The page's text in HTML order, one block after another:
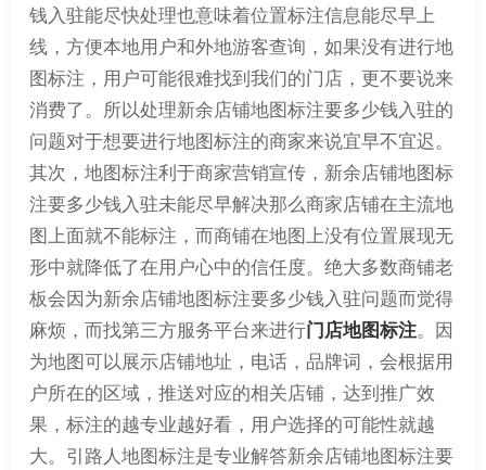
钱入驻能尽快处理也意味着位置标注信息能尽早上
线，方便本地用户和外地游客查询，如果没有进行地
图标注，用户可能很难找到我们的门店，更不要说来
消费了。所以处理新余店铺地图标注要多少钱入驻的
问题对于想要进行地图标注的商家来说宜早不宜迟。
其次，地图标注利于商家营销宣传，新余店铺地图标
注要多少钱入驻未能尽早解决那么商家店铺在主流地
图上面就不能标注，而商铺在地图上没有位置展现无
形中就降低了在用户心中的信任度。绝大多数商铺老
板会因为新余店铺地图标注要多少钱入驻问题而觉得
麻烦，而找第三方服务平台来进行门店地图标注。因
为地图可以展示店铺地址，电话，品牌词，会根据用
户所在的区域，推送对应的相关店铺，达到推广效
果，标注的越专业越好看，用户选择的可能性就越
大。引路人地图标注是专业解答新余店铺地图标注要